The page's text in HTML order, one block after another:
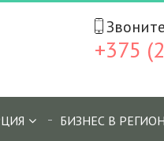
+375
БИЗНЕС В